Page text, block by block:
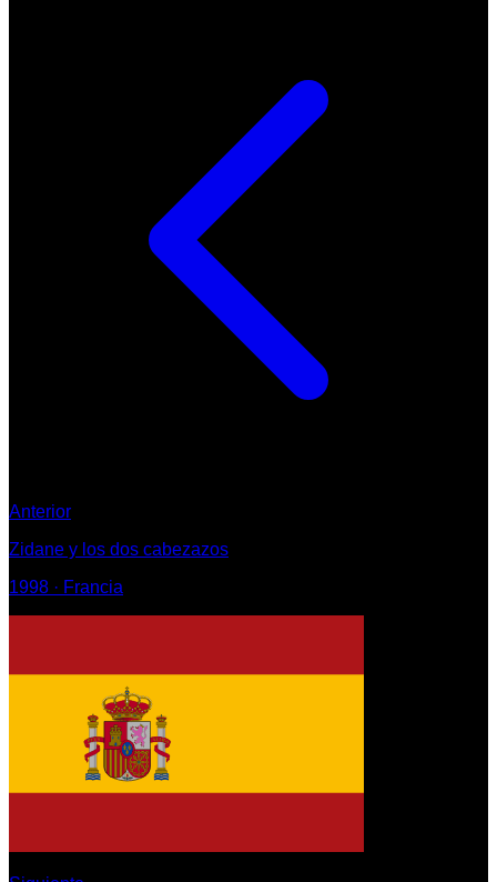
Anterior
Zidane y los dos cabezazos
1998 · Francia